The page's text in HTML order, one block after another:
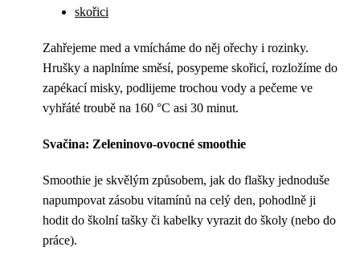
skořici
Zahřejeme med a vmícháme do něj ořechy i rozinky.
Hrušky a naplníme směsí, posypeme skořicí, rozložíme do
zapékací misky, podlijeme trochou vody a pečeme ve
vyhřáté troubě na 160 °C asi 30 minut.
Svačina: Zeleninovo-ovocné smoothie
Smoothie je skvělým způsobem, jak do flašky jednoduše
napumpovat zásobu vitamínů na celý den, pohodlně ji
hodit do školní tašky či kabelky vyrazit do školy (nebo do
práce).